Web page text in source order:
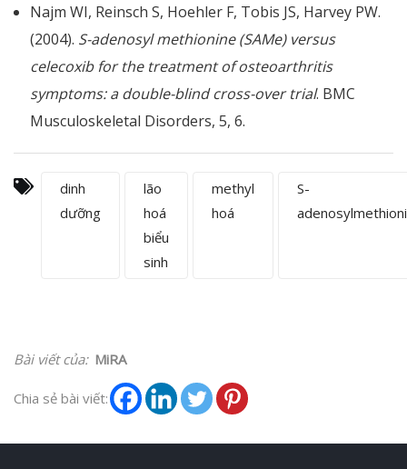
Najm WI, Reinsch S, Hoehler F, Tobis JS, Harvey PW.
(2004). S-adenosyl methionine (SAMe) versus
celecoxib for the treatment of osteoarthritis
symptoms: a double-blind cross-over trial. BMC
Musculoskeletal Disorders, 5, 6.
dinh
dưỡng
lão
hoá
biểu
sinh
methyl
hoá
S-
Bài viết của: MiRA
Chia sẻ bài viết: